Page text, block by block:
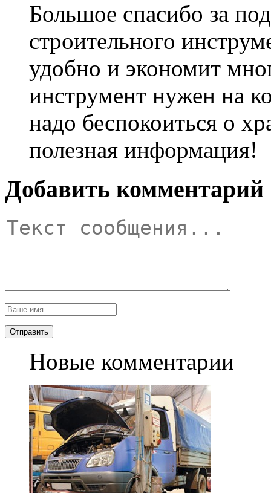
Большое спасибо за
строительного
удобно и экономит
инструмент нужен на
надо беспокоиться о
полезная информация!
Добавить комментарий
Новые комментарии